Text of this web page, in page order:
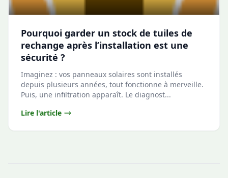
Pourquoi garder un stock de tuiles de
rechange après l’installation est une
sécurité ?
Imaginez : vos panneaux solaires sont installés
depuis plusieurs années, tout fonctionne à merveille.
Puis, une infiltration apparaît. Le diagnost...
Lire l'article